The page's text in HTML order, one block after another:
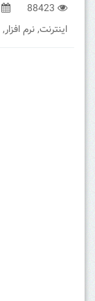
88423
اینترنت,نرم افزار,